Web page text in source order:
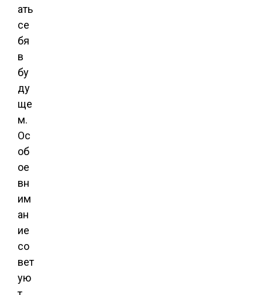
ать
се
бя
в
бу
ду
ще
м.
Ос
об
ое
вн
им
ан
ие
со
вет
ую